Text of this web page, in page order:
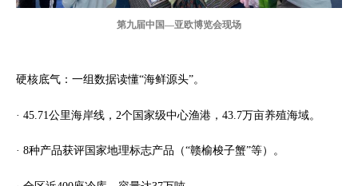
第九届中国—亚欧博览会现场
硬核底气：一组数据读懂“海鲜源头”。
· 45.71公里海岸线，2个国家级中心渔港，43.7万亩养殖海域。
· 8种产品获评国家地理标志产品（“赣榆梭子蟹”等）。